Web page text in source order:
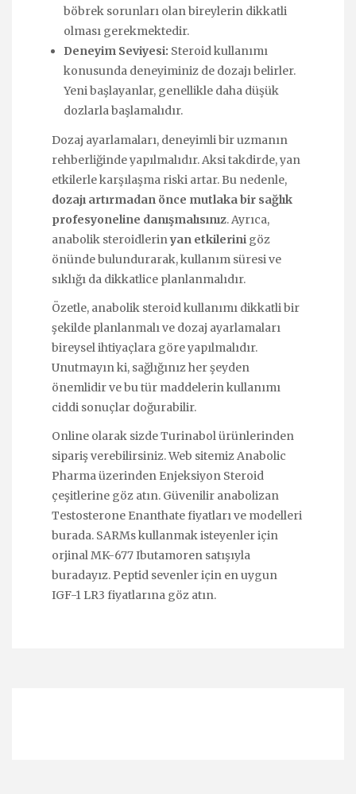
böbrek sorunları olan bireylerin dikkatli
olması gerekmektedir.
Deneyim Seviyesi: Steroid kullanımı
konusunda deneyiminiz de dozajı belirler.
Yeni başlayanlar, genellikle daha düşük
dozlarla başlamalıdır.
Dozaj ayarlamaları, deneyimli bir uzmanın
rehberliğinde yapılmalıdır. Aksi takdirde, yan
etkilerle karşılaşma riski artar. Bu nedenle,
dozajı artırmadan önce mutlaka bir sağlık
profesyoneline danışmalısınız. Ayrıca,
anabolik steroidlerinyan etkilerini göz
önünde bulundurarak, kullanım süresi ve
sıklığı da dikkatlice planlanmalıdır.
Özetle, anabolik steroid kullanımı dikkatli bir
şekilde planlanmalı ve dozaj ayarlamaları
bireysel ihtiyaçlara göre yapılmalıdır.
Unutmayın ki, sağlığınız her şeyden
önemlidir ve bu tür maddelerin kullanımı
ciddi sonuçlar doğurabilir.
Online olarak sizdeTurinabolürünlerinden
sipariş verebilirsiniz. Web sitemiz Anabolic
Pharma üzerinden Enjeksiyon Steroid
çeşitlerine göz atın. Güvenilir anabolizan
Testosterone Enanthatefiyatları ve modelleri
burada. SARMs kullanmak isteyenler için
orjinalMK-677 Ibutamoren satışıyla
buradayız. Peptid sevenler için en uygun
IGF-1 LR3 fiyatlarına göz atın.